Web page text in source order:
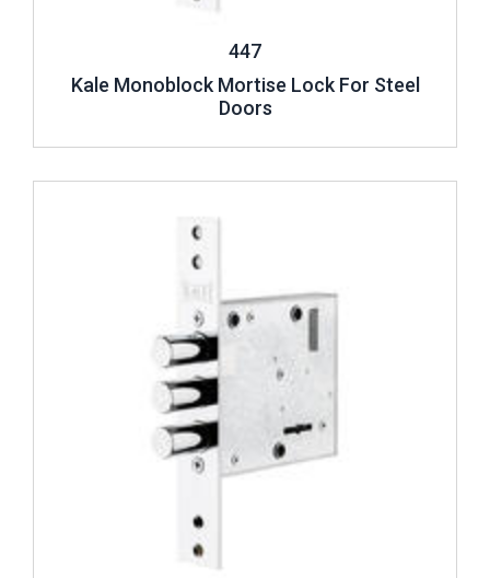
447
Kale Monoblock Mortise Lock For Steel
Doors